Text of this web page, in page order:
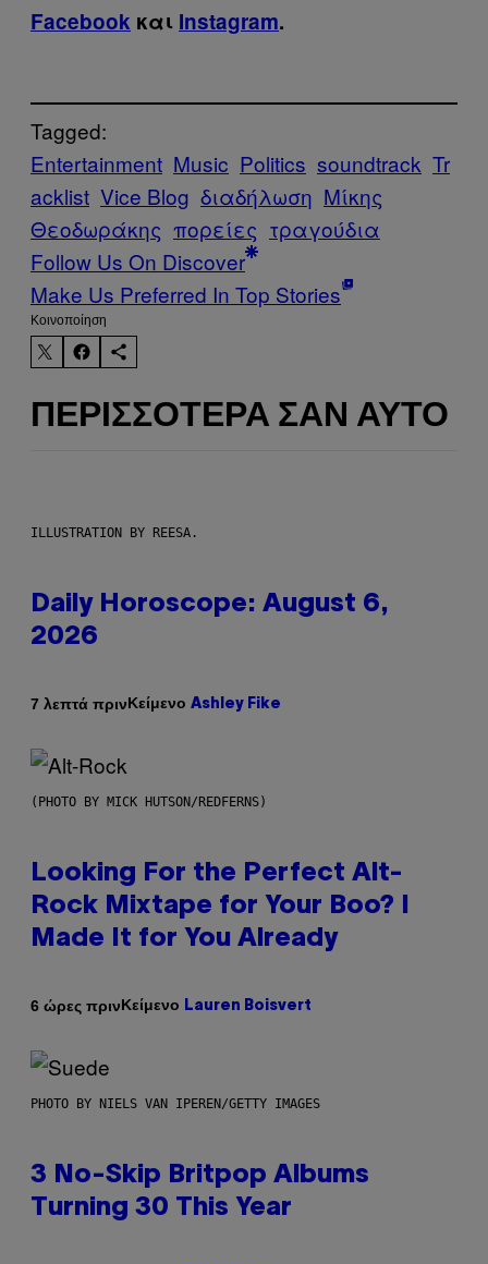
Facebook και Instagram.
Tagged:
Entertainment Music Politics soundtrack Tr
acklist Vice Blog διαδήλωση Μίκης
Θεοδωράκης πορείες τραγούδια
Follow Us On Discover
Make Us Preferred In Top Stories
Kοινοποίηση
ΠΕΡΙΣΣΌΤΕΡΑ ΣΑΝ ΑΥΤΌ
ILLUSTRATION BY REESA.
Daily Horoscope: August 6,
2026
7 λεπτά πρινΚείμενο Ashley Fike
(PHOTO BY MICK HUTSON/REDFERNS)
Looking For the Perfect Alt-
Rock Mixtape for Your Boo? I
Made It for You Already
6 ώρες πρινΚείμενο Lauren Boisvert
PHOTO BY NIELS VAN IPEREN/GETTY IMAGES
3 No-Skip Britpop Albums
Turning 30 This Year